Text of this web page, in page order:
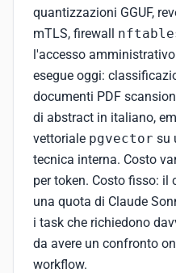
quantizzazioni GGUF,
mTLS, firewall
l'accesso
esegue oggi:
documenti PDF
di abstract in italiano,
vettoriale pgvector su
tecnica interna. Costo
per token. Costo fisso: il
una quota di Claude
i task che richiedono
da avere un confronto
workflow.